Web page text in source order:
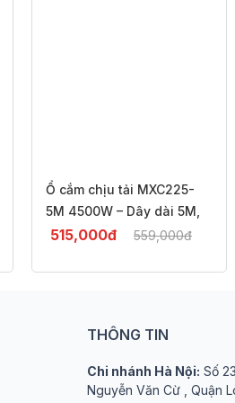
-8%
Ổ cắm chịu tải MXC225-
5M 4500W – Dây dài 5M,
chống nước IP20, an toàn
Adsawin
515,000đ 559,000đ
THÔNG TIN
Chi nhánh Hà Nội: Số
Nguyễn Văn Cừ , Quận